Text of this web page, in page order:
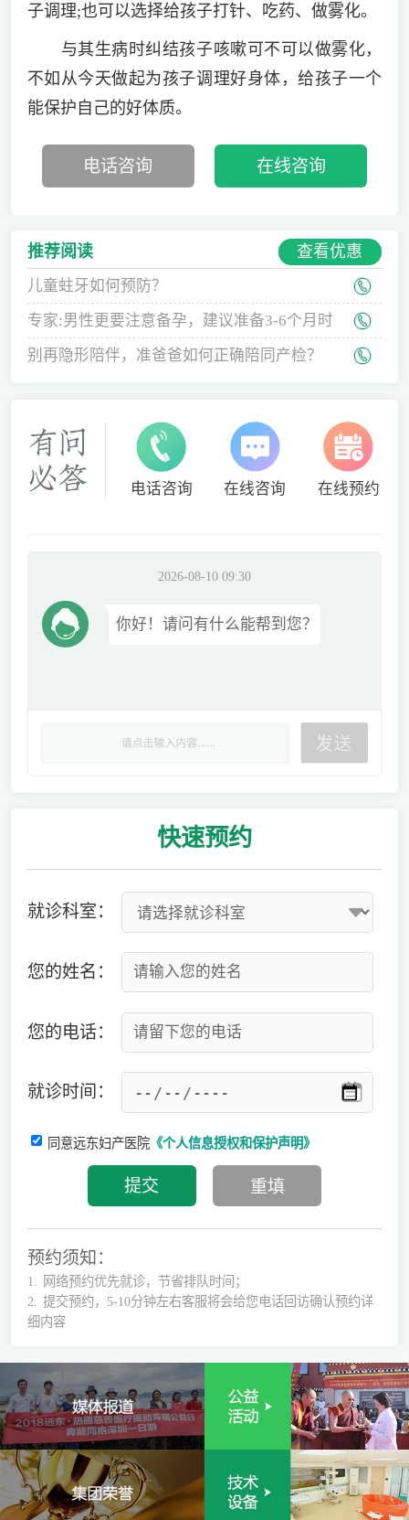
子调理;也可以选择给孩子打针、吃药、做雾化。
与其生病时纠结孩子咳嗽可不可以做雾化，
不如从今天做起为孩子调理好身体，给孩子一个
能保护自己的好体质。
电话咨询 在线咨询
推荐阅读 查看优惠
儿童蛀牙如何预防？
专家:男性更要注意备孕，建议准备3-6个月时
间
别再隐形陪伴，准爸爸如何正确陪同产检？
电话咨询 在线咨询 在线预约
2026-08-10 09:30
你好！请问有什么能帮到您？
快速预约
就诊科室：
您的姓名：
您的电话：
就诊时间：
同意远东妇产医院《个人信息授权和保护声明》
预约须知：
1.
网络预约优先就诊，节省排队时间；
2.
提交预约，5-10分钟左右客服将会给您电话回访确认预约详
细内容